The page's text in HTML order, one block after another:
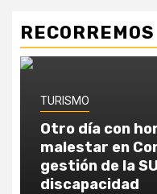
TURISMO
Otro día con
malestar en
gestión de la
discapacidad